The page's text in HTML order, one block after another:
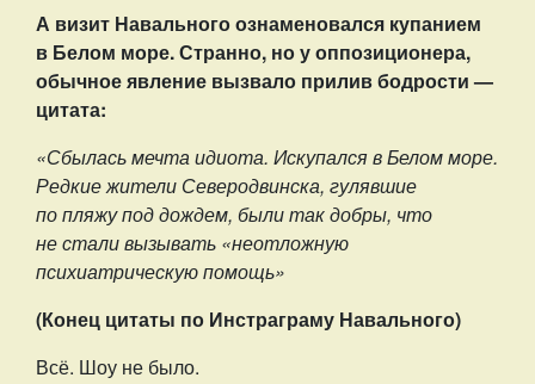
А визит Навального ознаменовался купанием
в Белом море. Странно, но у оппозиционера,
обычное явление вызвало прилив бодрости —
цитата:
«Сбылась мечта идиота. Искупался в Белом море.
Редкие жители Северодвинска, гулявшие
по пляжу под дождем, были так добры, что
не стали вызывать «неотложную
психиатрическую помощь»
(Конец цитаты по Инстраграму Навального)
Всё. Шоу не было.